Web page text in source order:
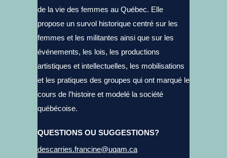
de la vie des femmes au Québec. Elle
propose un survol historique centré sur les
femmes et les militantes ainsi que sur les
événements, les lois, les productions
artistiques et intellectuelles, les mobilisations
et les pratiques des groupes qui ont marqué le
cours de l’histoire et modelé la société
québécoise.
QUESTIONS OU SUGGESTIONS?
descarries.francine@uqam.ca